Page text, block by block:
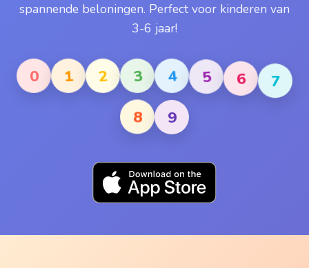
spannende beloningen. Perfect voor kinderen van
3-6 jaar!
0 1 2 3 4 5 6 7
8 9